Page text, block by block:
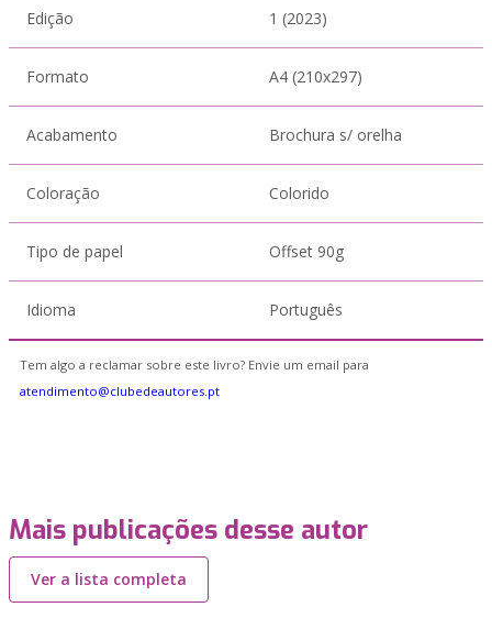
Edição 1 (2023)
Formato A4 (210x297)
Acabamento Brochura s/ orelha
Coloração Colorido
Tipo de papel Offset 90g
Idioma Português
Tem algo a reclamar sobre este livro? Envie um email para
atendimento@clubedeautores.pt
Mais publicações desse autor
Ver a lista completa